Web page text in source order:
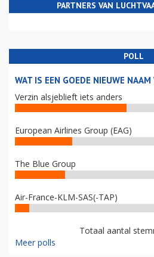
PARTNERS VAN
POLL
WAT IS EEN GOEDE NIEUWE
Verzin alsjeblieft iets anders
European Airlines Group (EAG)
The Blue Group
Air-France-KLM-SAS(-TAP)
Totaal aantal
Meer polls